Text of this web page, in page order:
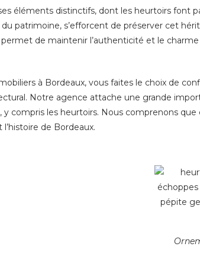
éléments distinctifs, dont les heurtoirs font
patrimoine, s’efforcent de préserver cet
de maintenir l’authenticité et le
à Bordeaux, vous faites le choix de
Notre agence attache une grande
compris les heurtoirs. Nous comprenons
de Bordeaux.